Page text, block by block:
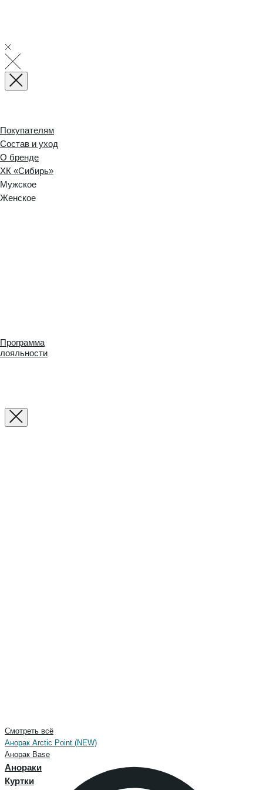
Покупателям
Состав и уход
О бренде
ХК «Сибирь»
Мужское
Женское
Программа
лояльности
Смотреть всё
Анорак Arctic Point (NEW)
Анорак Base
Анораки
Куртки